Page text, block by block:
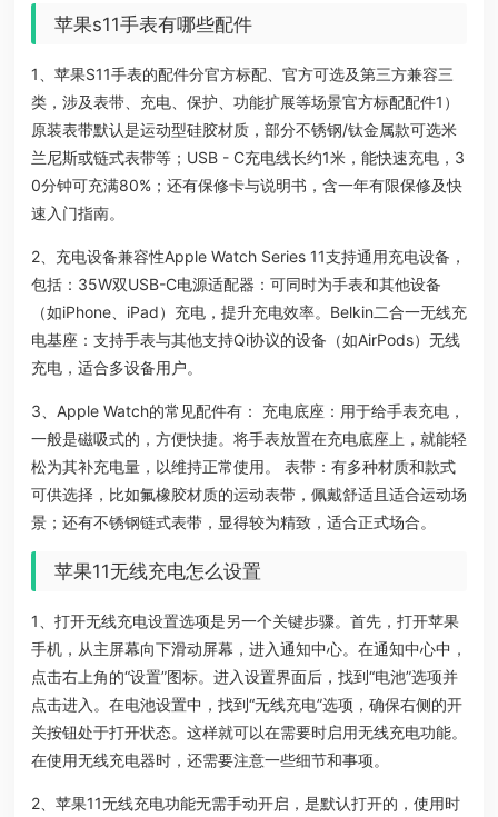
苹果s11手表有哪些配件
1、苹果S11手表的配件分官方标配、官方可选及第三方兼容三
类，涉及表带、充电、保护、功能扩展等场景官方标配配件1）
原装表带默认是运动型硅胶材质，部分不锈钢/钛金属款可选米
兰尼斯或链式表带等；USB - C充电线长约1米，能快速充电，3
0分钟可充满80%；还有保修卡与说明书，含一年有限保修及快
速入门指南。
2、充电设备兼容性Apple Watch Series 11支持通用充电设备，
包括：35W双USB-C电源适配器：可同时为手表和其他设备
（如iPhone、iPad）充电，提升充电效率。Belkin二合一无线充
电基座：支持手表与其他支持Qi协议的设备（如AirPods）无线
充电，适合多设备用户。
3、Apple Watch的常见配件有： 充电底座：用于给手表充电，
一般是磁吸式的，方便快捷。将手表放置在充电底座上，就能轻
松为其补充电量，以维持正常使用。 表带：有多种材质和款式
可供选择，比如氟橡胶材质的运动表带，佩戴舒适且适合运动场
景；还有不锈钢链式表带，显得较为精致，适合正式场合。
苹果11无线充电怎么设置
1、打开无线充电设置选项是另一个关键步骤。首先，打开苹果
手机，从主屏幕向下滑动屏幕，进入通知中心。在通知中心中，
点击右上角的“设置”图标。进入设置界面后，找到“电池”选项并
点击进入。在电池设置中，找到“无线充电”选项，确保右侧的开
关按钮处于打开状态。这样就可以在需要时启用无线充电功能。
在使用无线充电器时，还需要注意一些细节和事项。
2、苹果11无线充电功能无需手动开启，是默认打开的，使用时